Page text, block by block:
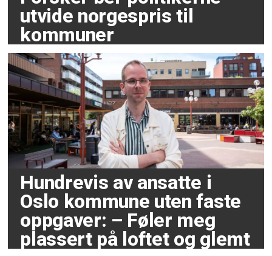
utvide norgespris til
kommuner
Hundrevis av ansatte i
Oslo kommune uten faste
oppgaver: – Føler meg
plassert på loftet og glemt